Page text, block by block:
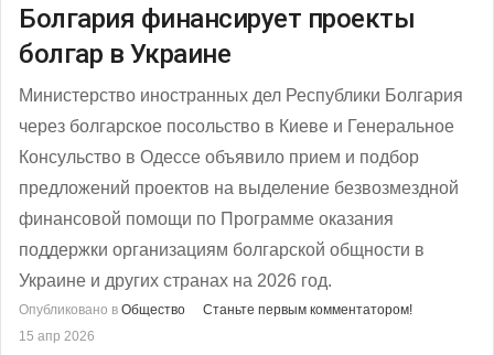
Болгария финансирует проекты
болгар в Украине
Министерство иностранных дел Республики Болгария
через болгарское посольство в Киеве и Генеральное
Консульство в Одессе объявило прием и подбор
предложений проектов на выделение безвозмездной
финансовой помощи по Программе оказания
поддержки организациям болгарской общности в
Украине и других странах на 2026 год.
Опубликовано в Общество
Станьте первым комментатором!
15 апр 2026